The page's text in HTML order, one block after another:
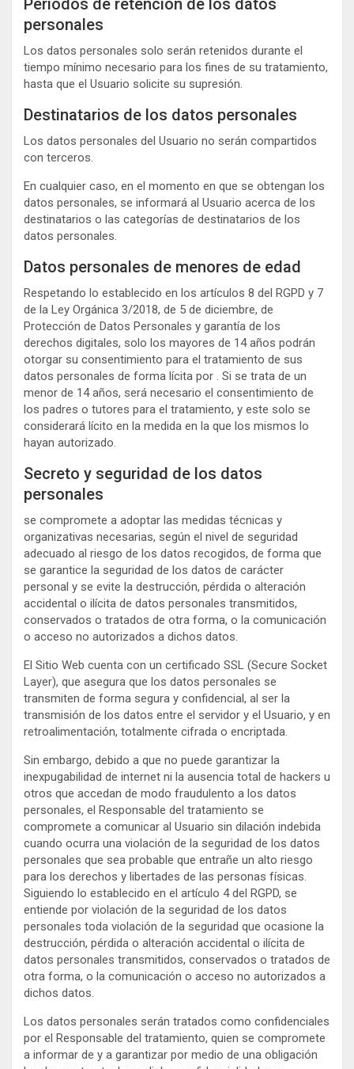
Períodos de retención de los datos
personales
Los datos personales solo serán retenidos durante el
tiempo mínimo necesario para los fines de su tratamiento,
hasta que el Usuario solicite su supresión.
Destinatarios de los datos personales
Los datos personales del Usuario no serán compartidos
con terceros.
En cualquier caso, en el momento en que se obtengan los
datos personales, se informará al Usuario acerca de los
destinatarios o las categorías de destinatarios de los
datos personales.
Datos personales de menores de edad
Respetando lo establecido en los artículos 8 del RGPD y 7
de la Ley Orgánica 3/2018, de 5 de diciembre, de
Protección de Datos Personales y garantía de los
derechos digitales, solo los mayores de 14 años podrán
otorgar su consentimiento para el tratamiento de sus
datos personales de forma lícita por . Si se trata de un
menor de 14 años, será necesario el consentimiento de
los padres o tutores para el tratamiento, y este solo se
considerará lícito en la medida en la que los mismos lo
hayan autorizado.
Secreto y seguridad de los datos
personales
se compromete a adoptar las medidas técnicas y
organizativas necesarias, según el nivel de seguridad
adecuado al riesgo de los datos recogidos, de forma que
se garantice la seguridad de los datos de carácter
personal y se evite la destrucción, pérdida o alteración
accidental o ilícita de datos personales transmitidos,
conservados o tratados de otra forma, o la comunicación
o acceso no autorizados a dichos datos.
El Sitio Web cuenta con un certificado SSL (Secure Socket
Layer), que asegura que los datos personales se
transmiten de forma segura y confidencial, al ser la
transmisión de los datos entre el servidor y el Usuario, y en
retroalimentación, totalmente cifrada o encriptada.
Sin embargo, debido a que no puede garantizar la
inexpugabilidad de internet ni la ausencia total de hackers u
otros que accedan de modo fraudulento a los datos
personales, el Responsable del tratamiento se
compromete a comunicar al Usuario sin dilación indebida
cuando ocurra una violación de la seguridad de los datos
personales que sea probable que entrañe un alto riesgo
para los derechos y libertades de las personas físicas.
Siguiendo lo establecido en el artículo 4 del RGPD, se
entiende por violación de la seguridad de los datos
personales toda violación de la seguridad que ocasione la
destrucción, pérdida o alteración accidental o ilícita de
datos personales transmitidos, conservados o tratados de
otra forma, o la comunicación o acceso no autorizados a
dichos datos.
Los datos personales serán tratados como confidenciales
por el Responsable del tratamiento, quien se compromete
a informar de y a garantizar por medio de una obligación